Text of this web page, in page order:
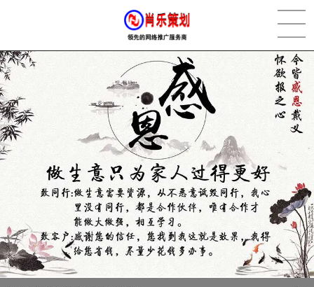
[2022-05-29] 实体门店如何做网络推广吸引客户，实体店网络营销技巧... 更多 >
[2022-05-04] 污水处理设备厂家产品如何做网络推广（污水处理项目网... 更多 >